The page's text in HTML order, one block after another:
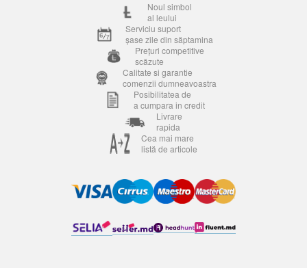
Noul simbol
al leului
Serviciu suport
șase zile din săptamina
Prețuri competitive
scăzute
Calitate si garantie
comenzii dumneavoastra
Posibilitatea de
a cumpara in credit
Livrare
rapida
Cea mai mare
listă de articole